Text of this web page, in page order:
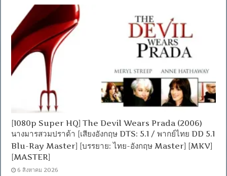
[1080p Super HQ] The Devil Wears Prada (2006)
นางมารสวมปราด้า [เสียงอังกฤษ DTS: 5.1 / พากย์ไทย DD 5.1
Blu-Ray Master] [บรรยาย: ไทย-อังกฤษ Master] [MKV]
[MASTER]
6 สิงหาคม 2026